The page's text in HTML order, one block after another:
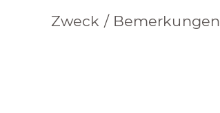
Zweck / Bemerkungen